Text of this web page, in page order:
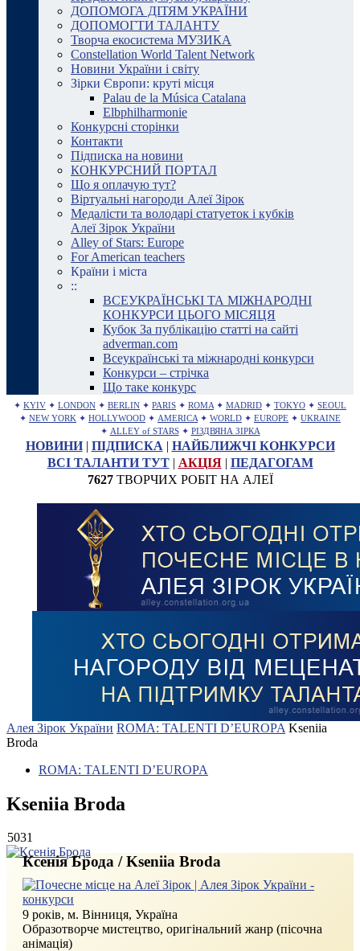
ДОПОМОГА ДІТЯМ УКРАЇНИ
ДОПОМОГТИ ТАЛАНТУ
Творча екосистема МУЗИКА
Constellation World Talent Network
Новини України і світу
Зірки Європи: круті місця
Palau de la Música Catalana
Elbphilharmonie
Конкурсні сторінки
Контакти
Підписка на новини
КОНКУРСНИЙ ПОРТАЛ
Що я оплачую тут?
Віртуальні нагороди Алеї Зірок
Медалісти та володарі статуеток і кубків
Алеї Зірок України
Alley of Stars: Europe
For American teachers
Країни і міста
::
ВСЕУКРАЇНСЬКІ ТА МІЖНАРОДНІ
КОНКУРСИ ЦЬОГО МІСЯЦЯ
Кубок За публікацію статті на сайті
adverman.com
Всеукраїнські та міжнародні конкурси
Конкурси – стрічка
Що таке конкурс
✦ KYIV ✦ LONDON ✦ BERLIN ✦ PARIS ✦ ROMA ✦ MADRID ✦ TOKYO ✦ SEOUL
✦ NEW YORK ✦ HOLLYWOOD ✦ AMERICA ✦ WORLD ✦ EUROPE ✦ UKRAINE
✦ ALLEY of STARS ✦ РІЗДВЯНА ЗІРКА
НОВИНИ| ПІДПИСКА | НАЙБЛИЖЧІ КОНКУРСИ
ВСІ ТАЛАНТИ ТУТ| АКЦІЯ| ПЕДАГОГАМ
7627ТВОРЧИХ РОБІТ НА АЛЕЇ
Алея Зірок України ROMA: TALENTI D’EUROPA Kseniia
Broda
ROMA: TALENTI D’EUROPA
Kseniia Broda
5031
Ксенія Брода / Kseniia Broda
9 років, м. Вінниця, Україна
Образотворче мистецтво, оригінальний жанр (пісочна
анімація)